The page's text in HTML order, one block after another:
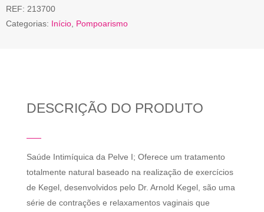
REF: 213700
Categorias: Início Pompoarismo
DESCRIÇÃO DO PRODUTO
Saúde Intimíquica da Pelve I; Oferece um tratamento
totalmente natural baseado na realização de exercícios
de Kegel, desenvolvidos pelo Dr. Arnold Kegel, são uma
série de contrações e relaxamentos vaginais que